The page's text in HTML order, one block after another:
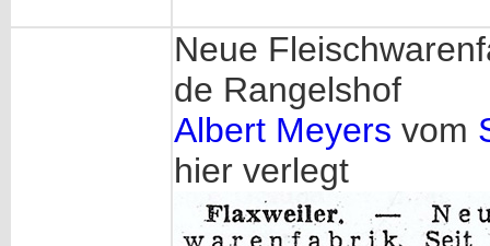
Neue
de Rangelshof
Albert Meyers vom
hier verlegt